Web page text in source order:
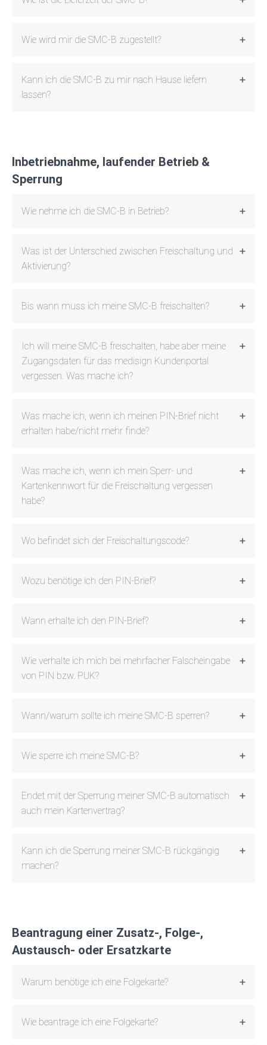
Wie wird mir die SMC-B zugestellt?
Kann ich die SMC-B zu mir nach Hause liefern
lassen?
Inbetriebnahme, laufender Betrieb &
Sperrung
Wie nehme ich die SMC-B in Betrieb?
Was ist der Unterschied zwischen Freischaltung und
Aktivierung?
Bis wann muss ich meine SMC-B freischalten?
Ich will meine SMC-B freischalten, habe aber meine
Zugangsdaten für das medisign Kundenportal
vergessen. Was mache ich?
Was mache ich, wenn ich meinen PIN-Brief nicht
erhalten habe/nicht mehr finde?
Was mache ich, wenn ich mein Sperr- und
Kartenkennwort für die Freischaltung vergessen
habe?
Wo befindet sich der Freischaltungscode?
Wozu benötige ich den PIN-Brief?
Wann erhalte ich den PIN-Brief?
Wie verhalte ich mich bei mehrfacher Falscheingabe
von PIN bzw. PUK?
Wann/warum sollte ich meine SMC-B sperren?
Wie sperre ich meine SMC-B?
Endet mit der Sperrung meiner SMC-B automatisch
auch mein Kartenvertrag?
Kann ich die Sperrung meiner SMC-B rückgängig
machen?
Beantragung einer Zusatz-, Folge-,
Austausch- oder Ersatzkarte
Warum benötige ich eine Folgekarte?
Wie beantrage ich eine Folgekarte?